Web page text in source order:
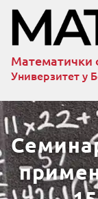
Математички
Универзитет у